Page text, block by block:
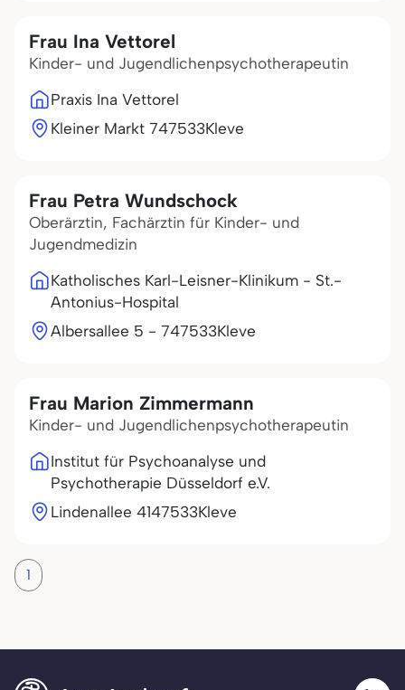
Frau Ina Vettorel
Kinder- und Jugendlichenpsychotherapeutin
Praxis Ina Vettorel
Kleiner Markt 747533Kleve
Frau Petra Wundschock
Oberärztin, Fachärztin für Kinder- und
Jugendmedizin
Katholisches Karl-Leisner-Klinikum - St.-
Antonius-Hospital
Albersallee 5 - 747533Kleve
Frau Marion Zimmermann
Kinder- und Jugendlichenpsychotherapeutin
Institut für Psychoanalyse und
Psychotherapie Düsseldorf e.V.
Lindenallee 4147533Kleve
1